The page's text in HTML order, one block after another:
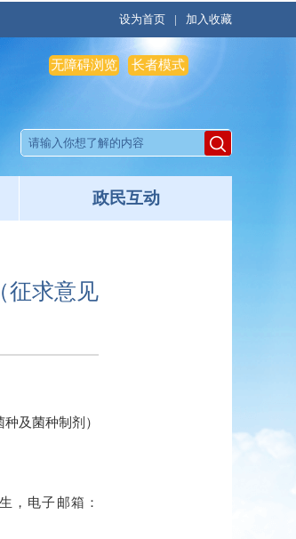
设为首页 | 加入收藏
无障碍浏览 长者模式
政民互动
征求意见
及菌种制剂）
，电子邮箱：